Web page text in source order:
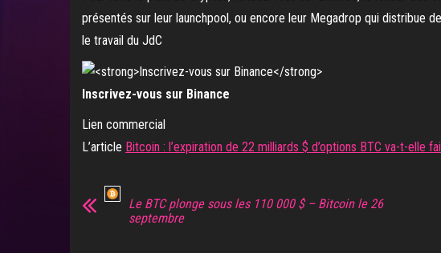
présentés sur leur launchpool, ou encore leur Megadrop qui distribue
le travail du JdC
Inscrivez-vous sur Binance
Lien commercial
L’article Bitcoin : l’expiration de 22 milliards $ d’options BTC va-t-elle
Le BTC plonge sous les 110 000 $ – Bitcoin le 26
septembre